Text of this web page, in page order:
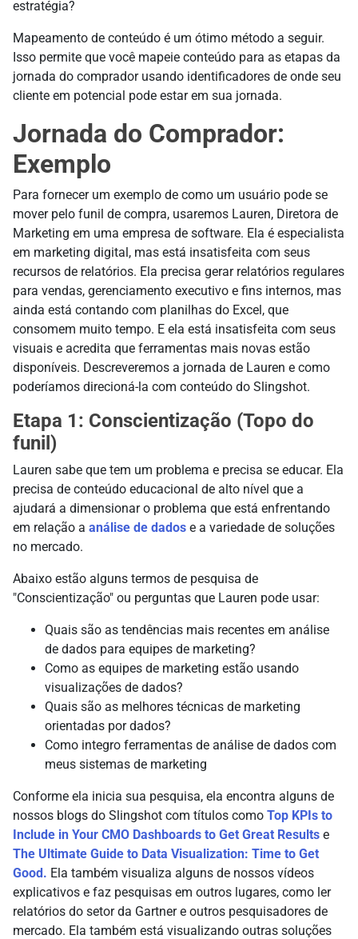
estratégia?
Mapeamento de conteúdo é um ótimo método a seguir.
Isso permite que você mapeie conteúdo para as etapas da
jornada do comprador usando identificadores de onde seu
cliente em potencial pode estar em sua jornada.
Jornada do Comprador:
Exemplo
Para fornecer um exemplo de como um usuário pode se
mover pelo funil de compra, usaremos Lauren, Diretora de
Marketing em uma empresa de software. Ela é especialista
em marketing digital, mas está insatisfeita com seus
recursos de relatórios. Ela precisa gerar relatórios regulares
para vendas, gerenciamento executivo e fins internos, mas
ainda está contando com planilhas do Excel, que
consomem muito tempo. E ela está insatisfeita com seus
visuais e acredita que ferramentas mais novas estão
disponíveis. Descreveremos a jornada de Lauren e como
poderíamos direcioná-la com conteúdo do Slingshot.
Etapa 1: Conscientização (Topo do
funil)
Lauren sabe que tem um problema e precisa se educar. Ela
precisa de conteúdo educacional de alto nível que a
ajudará a dimensionar o problema que está enfrentando
em relação a análise de dados e a variedade de soluções
no mercado.
Abaixo estão alguns termos de pesquisa de
"Conscientização" ou perguntas que Lauren pode usar:
Quais são as tendências mais recentes em análise
de dados para equipes de marketing?
Como as equipes de marketing estão usando
visualizações de dados?
Quais são as melhores técnicas de marketing
orientadas por dados?
Como integro ferramentas de análise de dados com
meus sistemas de marketing
Conforme ela inicia sua pesquisa, ela encontra alguns de
nossos blogs do Slingshot com títulos como Top KPIs to
Include in Your CMO Dashboards to Get Great Results e
The Ultimate Guide to Data Visualization: Time to Get
Good. Ela também visualiza alguns de nossos vídeos
explicativos e faz pesquisas em outros lugares, como ler
relatórios do setor da Gartner e outros pesquisadores de
mercado. Ela também está visualizando outras soluções